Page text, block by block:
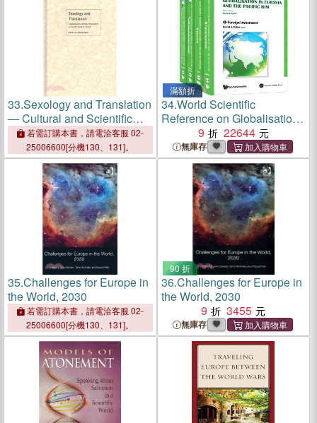
33.Sexology and Translation
― Cultural and Scientific
Encounters Across the
Modern World
若需訂購本書，請電洽客服 02-
25006600[分機130、131]。
滿額折
34.World Scientific
Reference on Globalisation
in Eurasia and the Pacific
Rim
9 22644
無庫存
35.Challenges for Europe in
the World, 2030
若需訂購本書，請電洽客服 02-
25006600[分機130、131]。
90 折
36.Challenges for Europe in
the World, 2030
9
3455
無庫存